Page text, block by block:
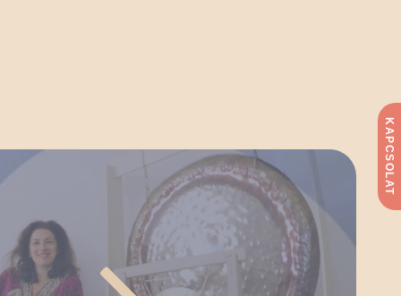
KAPCSOLAT